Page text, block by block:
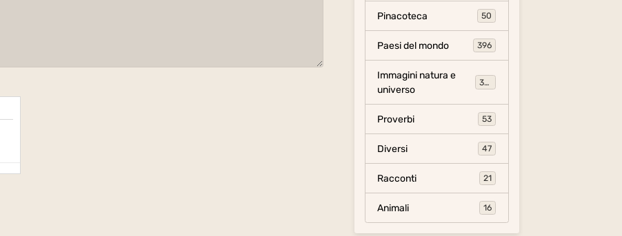
Pinacoteca 50
Paesi del mondo 396
Immagini natura e
universo
306
Proverbi 53
Diversi 47
Racconti 21
Animali 16